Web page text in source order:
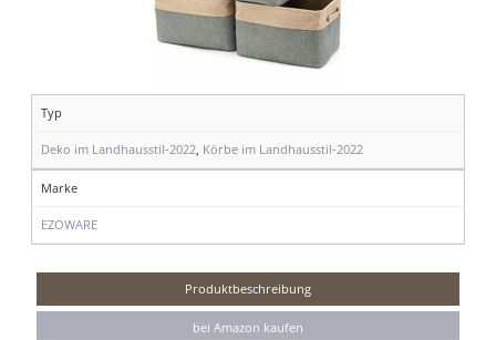
Typ
Deko im Landhausstil-2022 Körbe im Landhausstil-2022
Marke
EZOWARE
Produktbeschreibung
bei Amazon kaufen